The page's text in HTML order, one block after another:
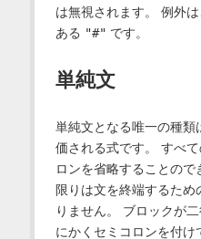
は無視されます。 例外
ある "#" です。
単純文
単純文となる唯一の種類
価される式です。 すべ
ロンを省略することの
限りは文を終端するた
りません。 ブロックが
にかくセミコロンを付け